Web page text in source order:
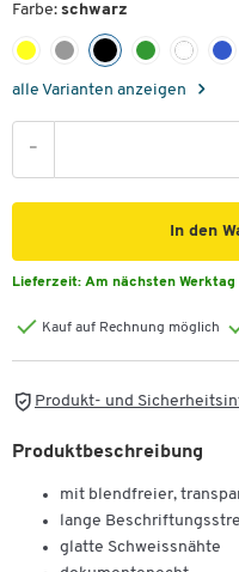
Farbe: schwarz
alle Varianten anzeigen
-
In den
Lieferzeit: Am nächsten Werktag
Kauf auf Rechnung möglich
Produkt- und
Produktbeschreibung
mit blendfreier,
lange
glatte Schweissnähte